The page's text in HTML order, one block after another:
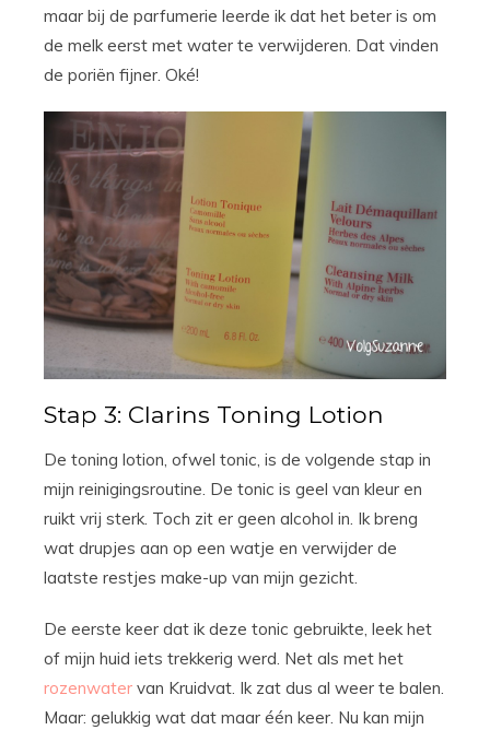
maar bij de parfumerie leerde ik dat het beter is om
de melk eerst met water te verwijderen. Dat vinden
de poriën fijner. Oké!
Stap 3: Clarins Toning Lotion
De toning lotion, ofwel tonic, is de volgende stap in
mijn reinigingsroutine. De tonic is geel van kleur en
ruikt vrij sterk. Toch zit er geen alcohol in. Ik breng
wat drupjes aan op een watje en verwijder de
laatste restjes make-up van mijn gezicht.
De eerste keer dat ik deze tonic gebruikte, leek het
of mijn huid iets trekkerig werd. Net als met het
rozenwater van Kruidvat. Ik zat dus al weer te balen.
Maar: gelukkig wat dat maar één keer. Nu kan mijn